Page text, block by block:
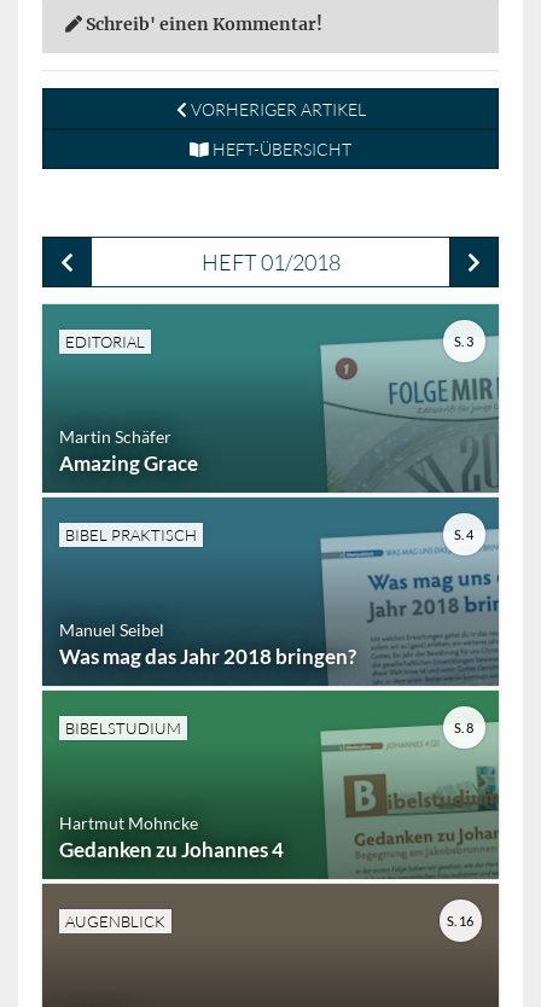
Schreib' einen Kommentar!
VORHERIGER ARTIKEL
HEFT-ÜBERSICHT
HEFT 01/2018
EDITORIAL
Martin Schäfer
Amazing Grace
S. 3
BIBEL PRAKTISCH
Manuel Seibel
Was mag das Jahr 2018 bringen?
S. 4
BIBELSTUDIUM
Hartmut Mohncke
Gedanken zu Johannes 4
S. 8
AUGENBLICK S. 16